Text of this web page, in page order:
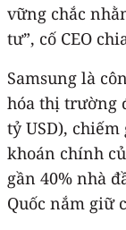
vững chắc
tư”, cố CEO
Samsung là
hóa thị trường
tỷ USD),
khoán chính
gần 40% nhà
Quốc nắm giữ